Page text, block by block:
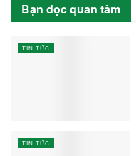
Bạn đọc quan tâm
TIN TỨC
TIN TỨC